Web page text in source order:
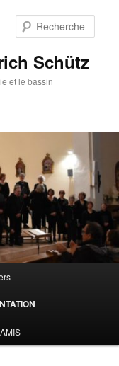
Schütz
et le bassin